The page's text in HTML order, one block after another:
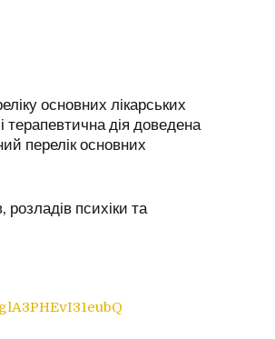
основних лікарських
терапевтична дія доведена
перелік основних
розладів психіки та